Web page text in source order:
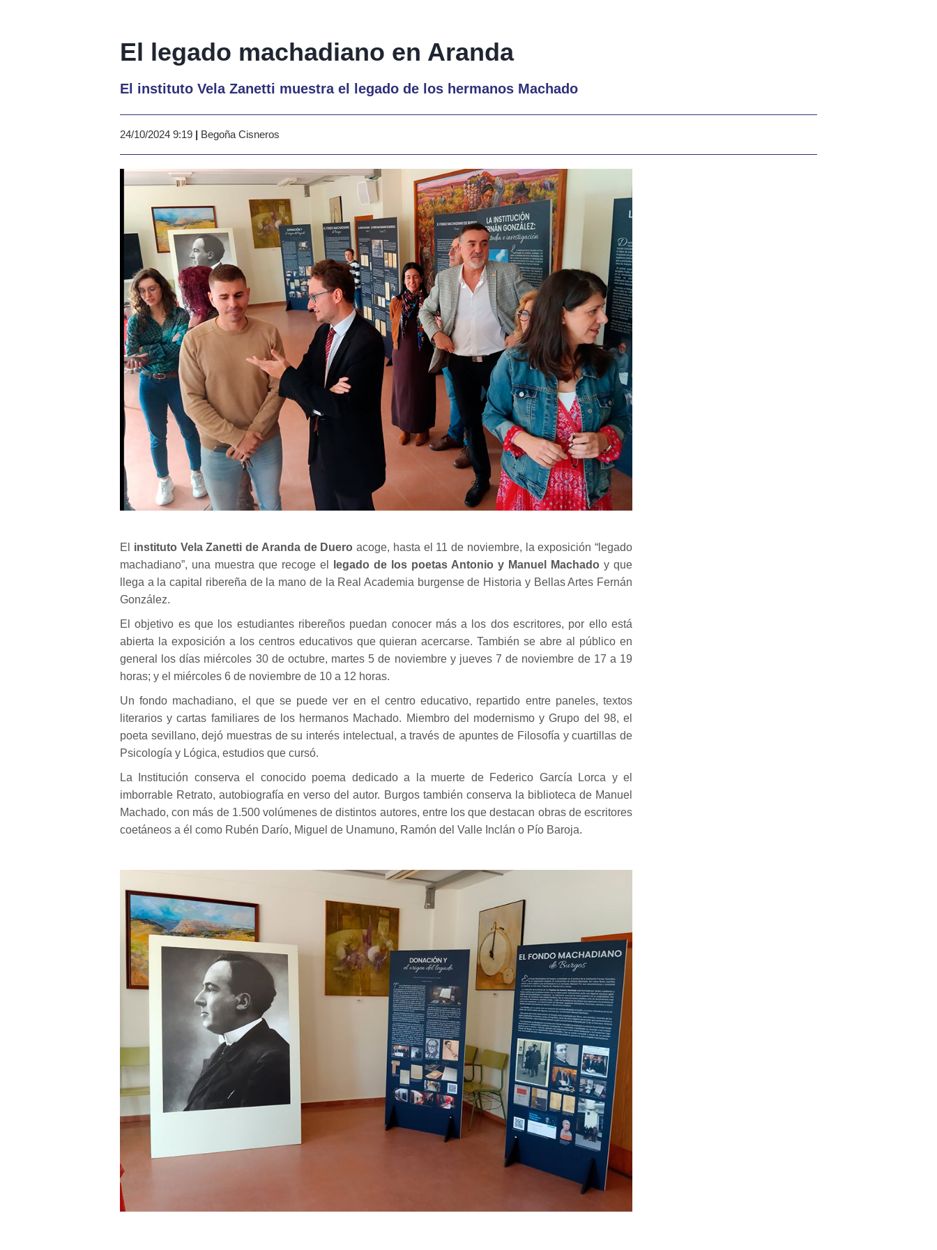
El legado machadiano en Aranda
El instituto Vela Zanetti muestra el legado de los hermanos Machado
24/10/2024 9:19 | Begoña Cisneros
El instituto Vela Zanetti de Aranda de Duero acoge, hasta el 11 de noviembre, la exposición “legado
machadiano”, una muestra que recoge el
legado de los poetas Antonio y Manuel Machado y que
llega a la capital ribereña de la mano de la Real Academia burgense de Historia y Bellas Artes Fernán
González.
El objetivo es que los estudiantes ribereños puedan conocer más a los dos escritores, por ello está
abierta la exposición a los centros educativos que quieran acercarse. También se abre al público en
general los días miércoles 30 de octubre, martes 5 de noviembre y jueves 7 de noviembre de 17 a 19
horas; y el miércoles 6 de noviembre de 10 a 12 horas.
Un fondo machadiano, el que se puede ver en el centro educativo, repartido entre paneles, textos
literarios y cartas familiares de los hermanos Machado. Miembro del modernismo y Grupo del 98, el
poeta sevillano, dejó muestras de su interés intelectual, a través de apuntes de Filosofía y cuartillas de
Psicología y Lógica, estudios que cursó.
La Institución conserva el conocido poema dedicado a la muerte de Federico García Lorca y el
imborrable Retrato, autobiografía en verso del autor. Burgos también conserva la biblioteca de Manuel
Machado, con más de 1.500 volúmenes de distintos autores, entre los que destacan obras de escritores
coetáneos a él como Rubén Darío, Miguel de Unamuno, Ramón del Valle Inclán o Pío Baroja.